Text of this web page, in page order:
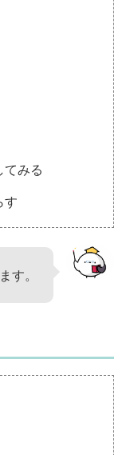
てみる
す
す。